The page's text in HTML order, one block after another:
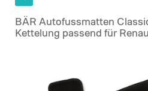
BÄR Autofussmatten
Kettelung passend für